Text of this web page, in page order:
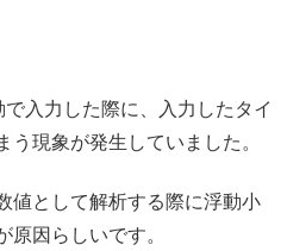
入力した際に、入力したタイ
う現象が発生していました。
値として解析する際に浮動小
原因らしいです。